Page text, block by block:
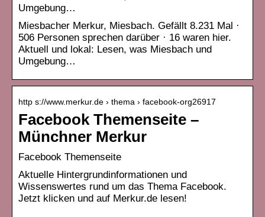
Umgebung…
Miesbacher Merkur, Miesbach. Gefällt 8.231 Mal ·
506 Personen sprechen darüber · 16 waren hier.
Aktuell und lokal: Lesen, was Miesbach und
Umgebung…
http s://www.merkur.de › thema › facebook-org26917
Facebook Themenseite –
Münchner Merkur
Facebook Themenseite
Aktuelle Hintergrundinformationen und
Wissenswertes rund um das Thema Facebook.
Jetzt klicken und auf Merkur.de lesen!